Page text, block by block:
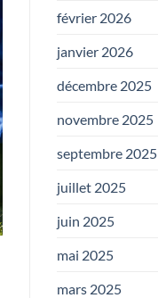
février 2026
janvier 2026
décembre 2025
novembre 2025
septembre 2025
juillet 2025
juin 2025
mai 2025
mars 2025